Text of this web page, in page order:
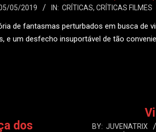
05/2019 IN: CRÍTICAS, CRÍTICAS FILMES
de fantasmas perturbados em busca de
e um desfecho insuportável de tão
dos
2014-
BY: JUVENATRIX